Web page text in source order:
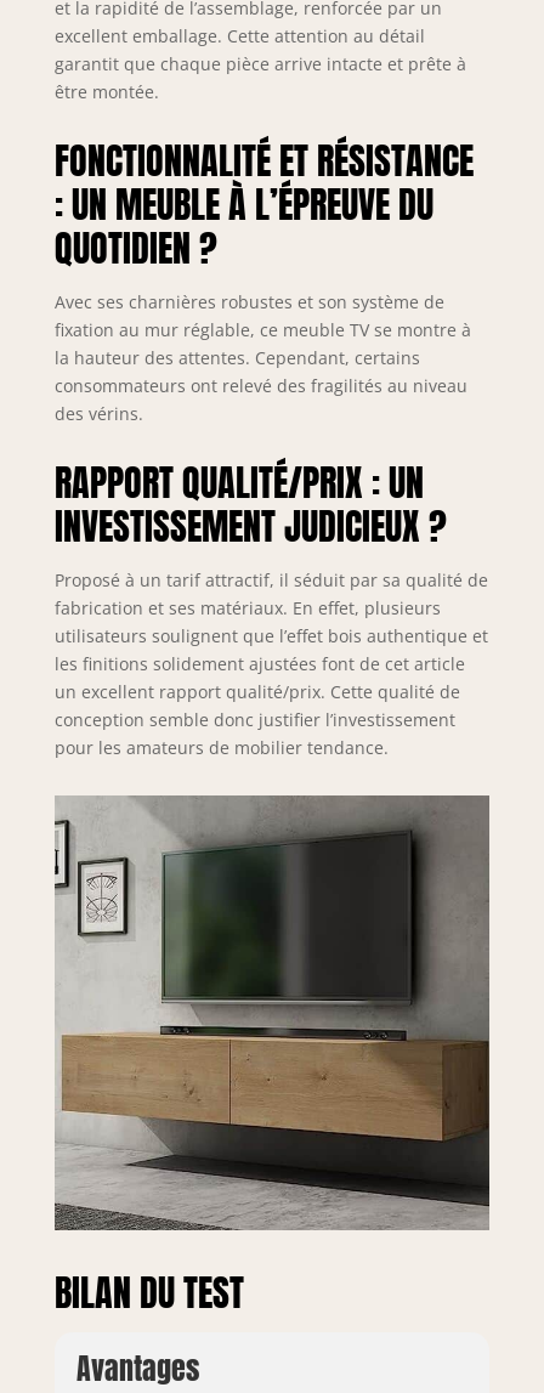
et la rapidité de l’assemblage, renforcée par un
excellent emballage. Cette attention au détail
garantit que chaque pièce arrive intacte et prête à
être montée.
FONCTIONNALITÉ ET RÉSISTANCE
: UN MEUBLE À L’ÉPREUVE DU
QUOTIDIEN ?
Avec ses charnières robustes et son système de
fixation au mur réglable, ce meuble TV se montre à
la hauteur des attentes. Cependant, certains
consommateurs ont relevé des fragilités au niveau
des vérins.
RAPPORT QUALITÉ/PRIX : UN
INVESTISSEMENT JUDICIEUX ?
Proposé à un tarif attractif, il séduit par sa qualité de
fabrication et ses matériaux. En effet, plusieurs
utilisateurs soulignent que l’effet bois authentique et
les finitions solidement ajustées font de cet article
un excellent rapport qualité/prix. Cette qualité de
conception semble donc justifier l’investissement
pour les amateurs de mobilier tendance.
BILAN DU TEST
Avantages